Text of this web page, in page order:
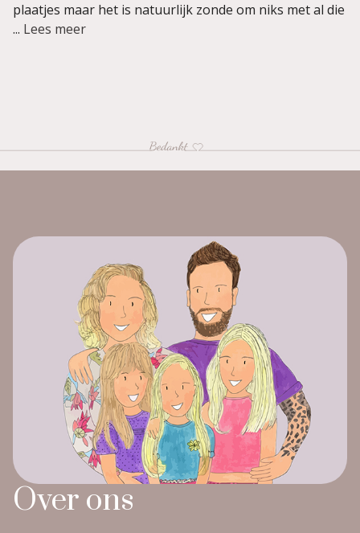
plaatjes maar het is natuurlijk zonde om niks met al die
... Lees meer
Over ons